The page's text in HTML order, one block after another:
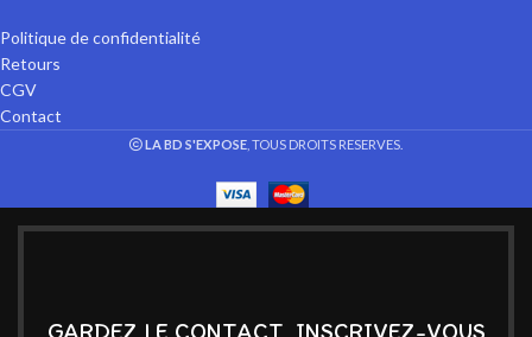
Politique de confidentialité
Retours
CGV
Contact
LA BD S'EXPOSE , TOUS DROITS RESERVES.